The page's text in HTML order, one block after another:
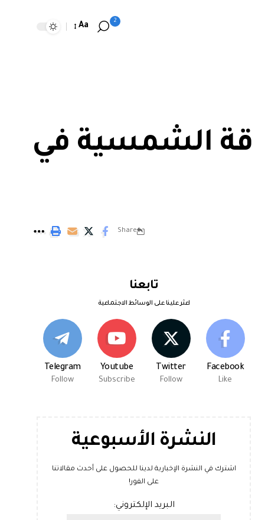
2
Aa
الشمسية في
Share
تابعنا
اعثر علينا على الوسائط الاجتماعية
Facebook
Like
Twitter
Follow
Youtube
Subscribe
Telegram
Follow
النشرة الأسبوعية
اشترك في النشرة الإخبارية لدينا للحصول على أحدث مقالاتنا
على الفور!
البريد الإلكتروني: